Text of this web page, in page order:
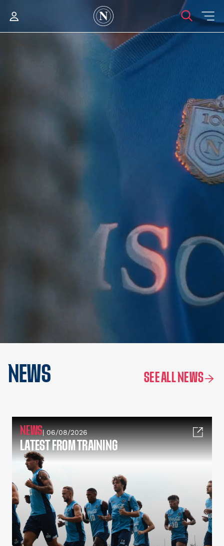
NEWS SEE ALL NEWS
NEWS| 06/08/2026
LATEST FROM TRAINING